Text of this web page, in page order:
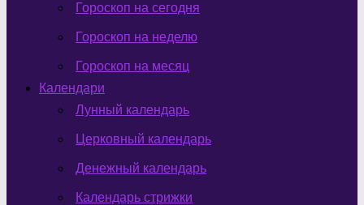
Гороскоп на сегодня
Гороскоп на неделю
Гороскоп на месяц
Календари
Лунный календарь
Церковный календарь
Денежный календарь
Календарь стрижки